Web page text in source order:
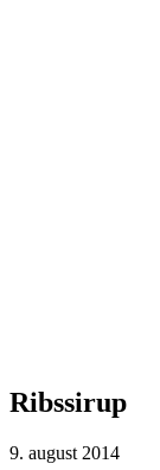
Ribssirup
9. august 2014